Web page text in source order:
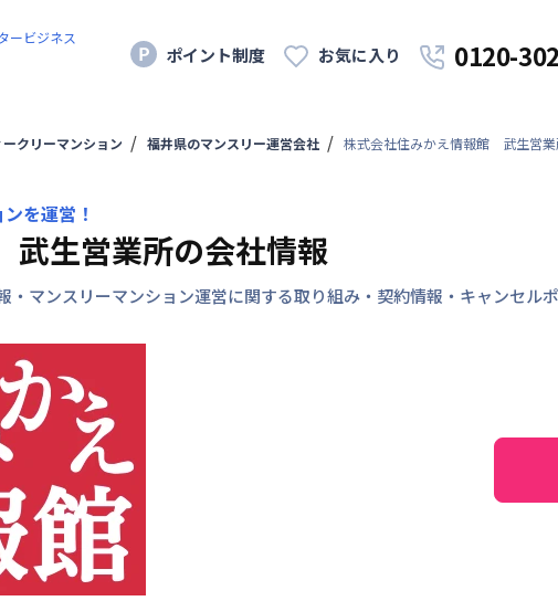
ービジネス
ポイント制度 お気に入り 0120-
クリーマンション 福井県のマンスリー運営会社 株式会社住みかえ情報館 武生営
を運営！
生営業所の会社情報
マンスリーマンション運営に関する取り組み・契約情報・キャンセル